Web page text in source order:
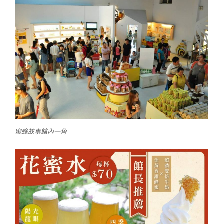
蜜蜂故事館內一角